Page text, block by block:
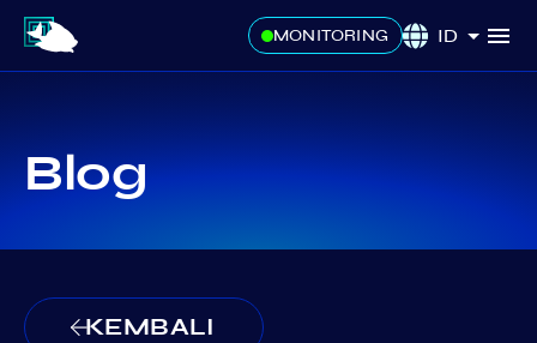
MONITORING ID
Blog
KEMBALI